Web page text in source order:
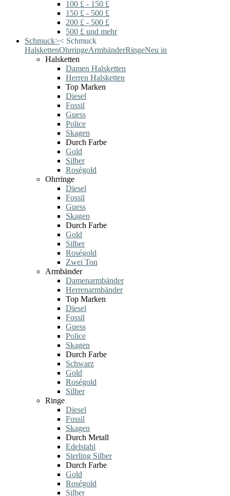
100 £ - 150 £
150 £ - 500 £
200 £ - 500 £
500 £ und mehr
Schmuck>< Schmuck
HalskettenOhrringeArmbänderRingeNeu in
Halsketten
Damen Halsketten
Herren Halsketten
Top Marken
Diesel
Fossil
Guess
Police
Skagen
Durch Farbe
Gold
Silber
Roségold
Ohrringe
Diesel
Fossil
Guess
Skagen
Durch Farbe
Gold
Silber
Roségold
Zwei Ton
Armbänder
Damenarmbänder
Herrenarmbänder
Top Marken
Diesel
Fossil
Guess
Police
Skagen
Durch Farbe
Schwarz
Gold
Roségold
Silber
Ringe
Diesel
Fossil
Skagen
Durch Metall
Edelstahl
Sterling Silber
Durch Farbe
Gold
Roségold
Silber